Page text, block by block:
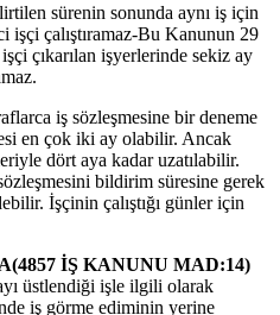
sürenin sonunda aynı iş için
işçi çalıştıramaz-Bu Kanunun 29
çıkarılan işyerlerinde sekiz ay
iş sözleşmesine bir deneme
en çok iki ay olabilir. Ancak
dört aya kadar uzatılabilir.
bildirim süresine gerek
İşçinin çalıştığı günler için
İŞ KANUNU MAD:14)
üstlendiği işle ilgili olarak
iş görme ediminin yerine